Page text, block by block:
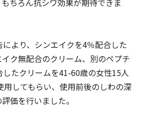
ちろん抗シワ効果が期待できま
より、シンエイクを4％配合した
ク無配合のクリーム、別のペプチ
したクリームを41-60歳の女性15人
用してもらい、使用前後のしわの深
価を行いました。